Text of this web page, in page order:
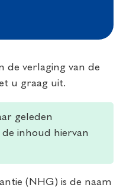
de verlaging van de
u graag uit.
geleden
inhoud hiervan
(NHG) is de naam